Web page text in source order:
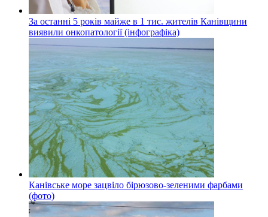
За останні 5 років майже в 1 тис. жителів Канівщини
виявили онкопатології (інфографіка)
Канівське море зацвіло бірюзово-зеленими фарбами
(фото)